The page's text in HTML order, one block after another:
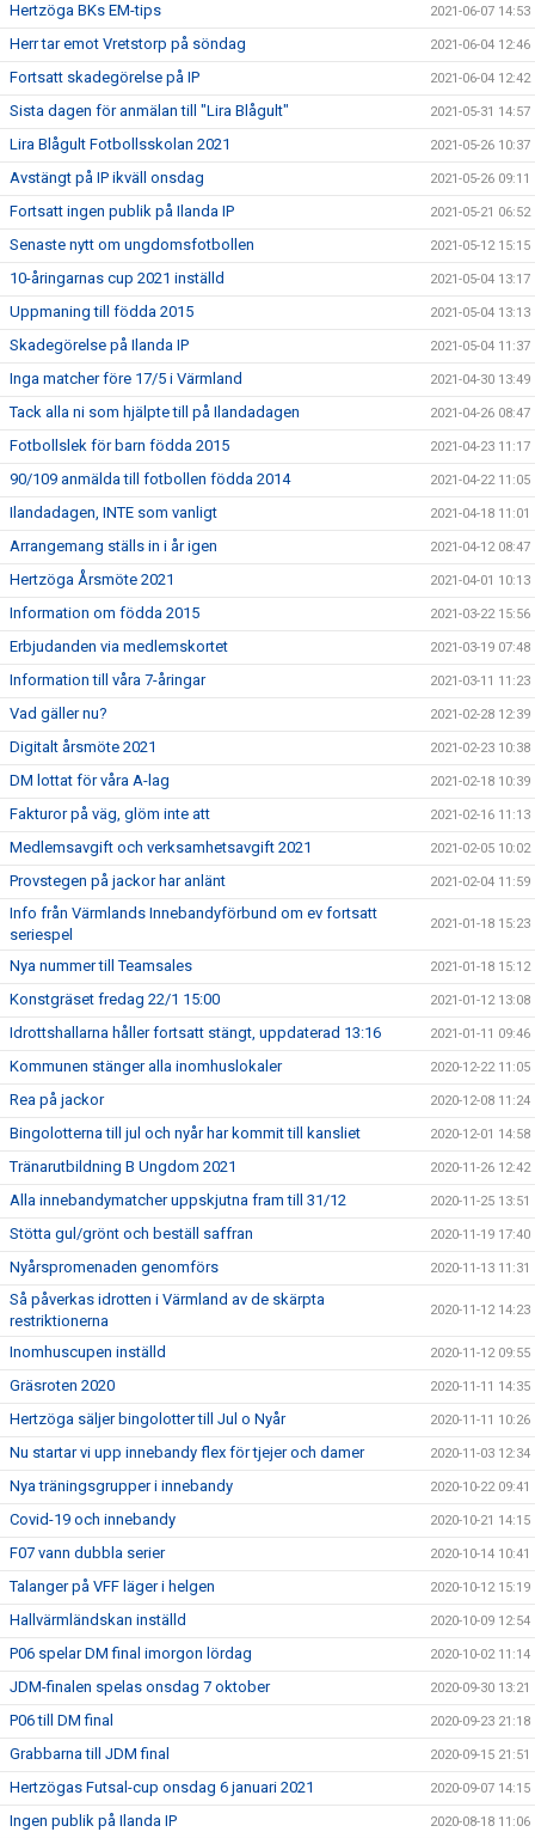
Hertzöga BKs EM-tips 2021-06-07 14:53
Herr tar emot Vretstorp på söndag 2021-06-04 12:46
Fortsatt skadegörelse på IP 2021-06-04 12:42
Sista dagen för anmälan till "Lira Blågult" 2021-05-31 14:57
Lira Blågult Fotbollsskolan 2021 2021-05-26 10:37
Avstängt på IP ikväll onsdag 2021-05-26 09:11
Fortsatt ingen publik på Ilanda IP 2021-05-21 06:52
Senaste nytt om ungdomsfotbollen 2021-05-12 15:15
10-åringarnas cup 2021 inställd 2021-05-04 13:17
Uppmaning till födda 2015 2021-05-04 13:13
Skadegörelse på Ilanda IP 2021-05-04 11:37
Inga matcher före 17/5 i Värmland 2021-04-30 13:49
Tack alla ni som hjälpte till på Ilandadagen 2021-04-26 08:47
Fotbollslek för barn födda 2015 2021-04-23 11:17
90/109 anmälda till fotbollen födda 2014 2021-04-22 11:05
Ilandadagen, INTE som vanligt 2021-04-18 11:01
Arrangemang ställs in i år igen 2021-04-12 08:47
Hertzöga Årsmöte 2021 2021-04-01 10:13
Information om födda 2015 2021-03-22 15:56
Erbjudanden via medlemskortet 2021-03-19 07:48
Information till våra 7-åringar 2021-03-11 11:23
Vad gäller nu? 2021-02-28 12:39
Digitalt årsmöte 2021 2021-02-23 10:38
DM lottat för våra A-lag 2021-02-18 10:39
Fakturor på väg, glöm inte att 2021-02-16 11:13
Medlemsavgift och verksamhetsavgift 2021 2021-02-05 10:02
Provstegen på jackor har anlänt 2021-02-04 11:59
Info från Värmlands Innebandyförbund om ev fortsatt
seriespel
2021-01-18 15:23
Nya nummer till Teamsales 2021-01-18 15:12
Konstgräset fredag 22/1 15:00 2021-01-12 13:08
Idrottshallarna håller fortsatt stängt, uppdaterad 13:16 2021-01-11 09:46
Kommunen stänger alla inomhuslokaler 2020-12-22 11:05
Rea på jackor 2020-12-08 11:24
Bingolotterna till jul och nyår har kommit till kansliet 2020-12-01 14:58
Tränarutbildning B Ungdom 2021 2020-11-26 12:42
Alla innebandymatcher uppskjutna fram till 31/12 2020-11-25 13:51
Stötta gul/grönt och beställ saffran 2020-11-19 17:40
Nyårspromenaden genomförs 2020-11-13 11:31
Så påverkas idrotten i Värmland av de skärpta
restriktionerna
2020-11-12 14:23
Inomhuscupen inställd 2020-11-12 09:55
Gräsroten 2020 2020-11-11 14:35
Hertzöga säljer bingolotter till Jul o Nyår 2020-11-11 10:26
Nu startar vi upp innebandy flex för tjejer och damer 2020-11-03 12:34
Nya träningsgrupper i innebandy 2020-10-22 09:41
Covid-19 och innebandy 2020-10-21 14:15
F07 vann dubbla serier 2020-10-14 10:41
Talanger på VFF läger i helgen 2020-10-12 15:19
Hallvärmländskan inställd 2020-10-09 12:54
P06 spelar DM final imorgon lördag 2020-10-02 11:14
JDM-finalen spelas onsdag 7 oktober 2020-09-30 13:21
P06 till DM final 2020-09-23 21:18
Grabbarna till JDM final 2020-09-15 21:51
Hertzögas Futsal-cup onsdag 6 januari 2021 2020-09-07 14:15
Ingen publik på Ilanda IP 2020-08-18 11:06